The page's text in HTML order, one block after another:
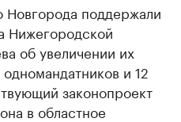
поддержали
Нижегородской
об увеличении их
и 12
законопроект
в областное